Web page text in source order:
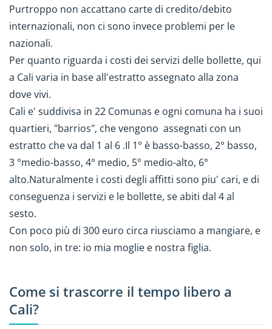
Purtroppo non accattano carte di credito/debito
internazionali, non ci sono invece problemi per le
nazionali.
Per quanto riguarda i costi dei servizi delle bollette, qui
a Cali varia in base all'estratto assegnato alla zona
dove vivi.
Cali e' suddivisa in 22 Comunas e ogni comuna ha i suoi
quartieri, "barrios", che vengono assegnati con un
estratto che va dal 1 al 6 .Il 1° è basso-basso, 2° basso,
3 °medio-basso, 4° medio, 5° medio-alto, 6°
alto.Naturalmente i costi degli affitti sono piu' cari, e di
conseguenza i servizi e le bollette, se abiti dal 4 al
sesto.
Con poco più di 300 euro circa riusciamo a mangiare, e
non solo, in tre: io mia moglie e nostra figlia.
Come si trascorre il tempo libero a
Cali?